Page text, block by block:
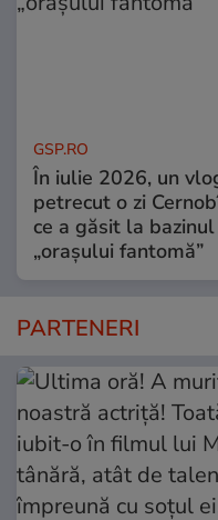
GSP.RO
În iulie 2026, un
petrecut o zi
ce a găsit la
„orașului fantomă”
PARTENERI